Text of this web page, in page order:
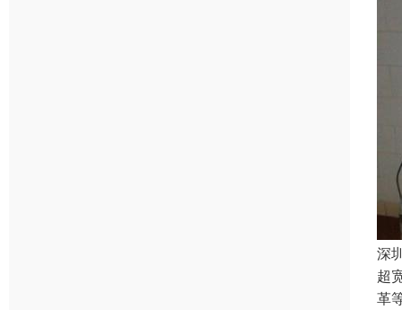
深
超
革